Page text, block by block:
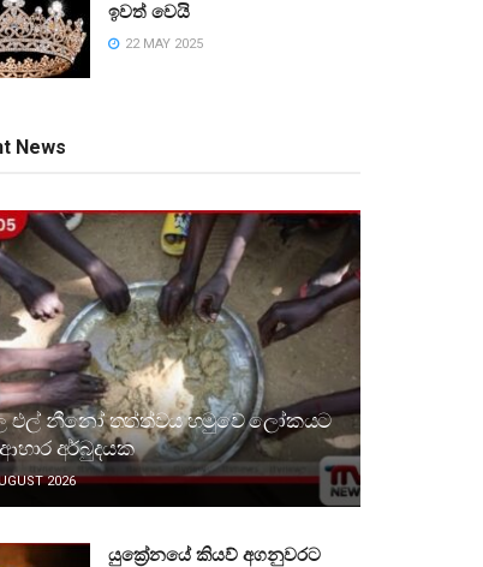
ඉවත් වෙයි
22 MAY 2025
News
එල් නීනෝ තත්ත්වය හමුවේ ලෝකයට
ආහාර අර්බුදයක
2026
යුක්‍රේනයේ කියව් අගනුවරට